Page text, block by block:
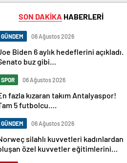
SON DAKİKA HABERLERİ
GÜNDEM 06 Ağustos 2026
Biden 6 aylık hedeflerini açıkladı.
buz gibi…
SPOR 06 Ağustos 2026
fazla kızaran takım Antalyaspor!
5 futbolcu….
GÜNDEM 06 Ağustos 2026
silahlı kuvvetleri kadınlardan
özel kuvvetler eğitimlerini